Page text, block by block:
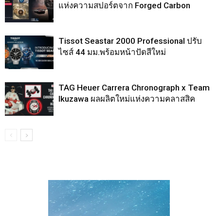
แห่งความสปอร์ตจาก Forged Carbon
Tissot Seastar 2000 Professional ปรับ
ไซส์ 44 มม.พร้อมหน้าปัดสีใหม่
TAG Heuer Carrera Chronograph x Team
Ikuzawa ผลผลิตใหม่แห่งความคลาสสิค